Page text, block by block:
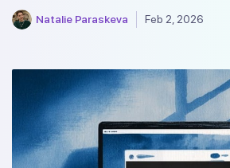
Natalie Paraskeva Feb 2, 2026